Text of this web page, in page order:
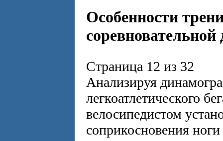
Особенности
соревновательной
Страница 12 из 32
Анализируя
легкоатлетического
велосипедистом
соприкосновения